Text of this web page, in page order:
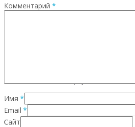
Комментарий *
Имя *
Email *
Сайт